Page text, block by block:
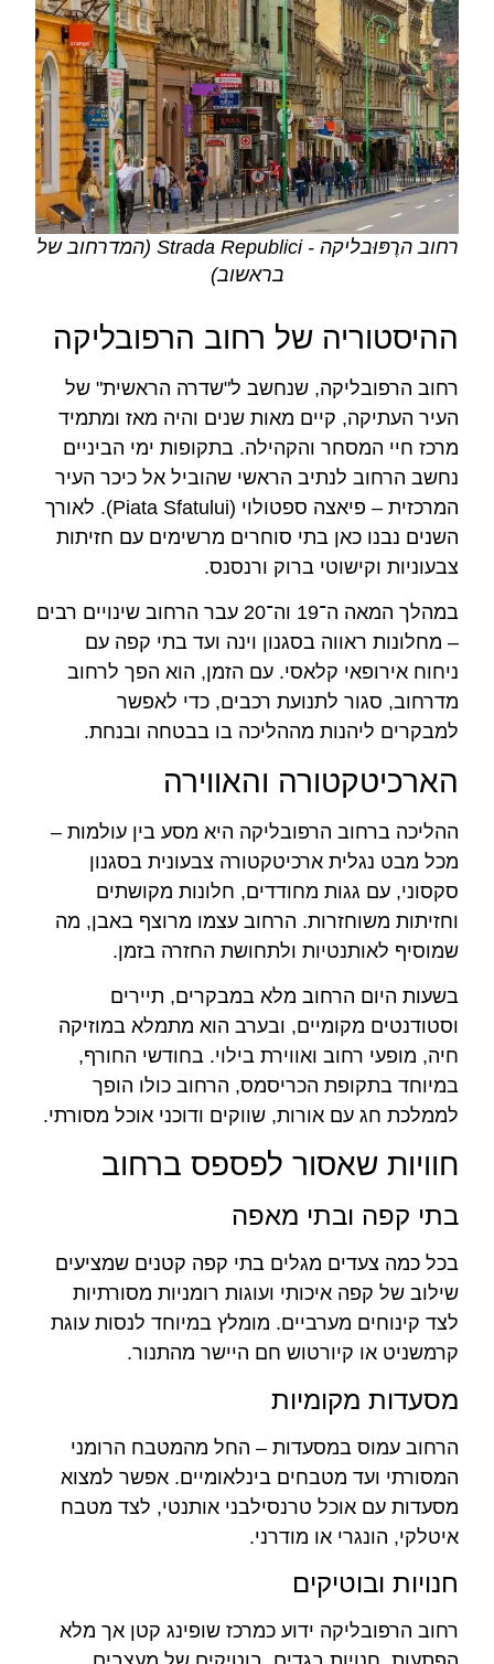
רחוב הרֶפּוּבליקה - Strada Republici (המדרחוב של
בראשוב)
ההיסטוריה של רחוב הרפובליקה
רחוב הרפובליקה, שנחשב ל"שדרה הראשית" של
העיר העתיקה, קיים מאות שנים והיה מאז ומתמיד
מרכז חיי המסחר והקהילה. בתקופות ימי הביניים
נחשב הרחוב לנתיב הראשי שהוביל אל כיכר העיר
המרכזית – פיאצה ספטולוי (Piata Sfatului). לאורך
השנים נבנו כאן בתי סוחרים מרשימים עם חזיתות
צבעוניות וקישוטי ברוק ורנסנס.
במהלך המאה ה־19 וה־20 עבר הרחוב שינויים רבים
– מחלונות ראווה בסגנון וינה ועד בתי קפה עם
ניחוח אירופאי קלאסי. עם הזמן, הוא הפך לרחוב
מדרחוב, סגור לתנועת רכבים, כדי לאפשר
למבקרים ליהנות מההליכה בו בבטחה ובנחת.
הארכיטקטורה והאווירה
ההליכה ברחוב הרפובליקה היא מסע בין עולמות –
מכל מבט נגלית ארכיטקטורה צבעונית בסגנון
סקסוני, עם גגות מחודדים, חלונות מקושתים
וחזיתות משוחזרות. הרחוב עצמו מרוצף באבן, מה
שמוסיף לאותנטיות ולתחושת החזרה בזמן.
בשעות היום הרחוב מלא במבקרים, תיירים
וסטודנטים מקומיים, ובערב הוא מתמלא במוזיקה
חיה, מופעי רחוב ואווירת בילוי. בחודשי החורף,
במיוחד בתקופת הכריסמס, הרחוב כולו הופך
לממלכת חג עם אורות, שווקים ודוכני אוכל מסורתי.
חוויות שאסור לפספס ברחוב
בתי קפה ובתי מאפה
בכל כמה צעדים מגלים בתי קפה קטנים שמציעים
שילוב של קפה איכותי ועוגות רומניות מסורתיות
לצד קינוחים מערביים. מומלץ במיוחד לנסות עוגת
קרמשניט או קיורטוש חם היישר מהתנור.
מסעדות מקומיות
הרחוב עמוס במסעדות – החל מהמטבח הרומני
המסורתי ועד מטבחים בינלאומיים. אפשר למצוא
מסעדות עם אוכל טרנסילבני אותנטי, לצד מטבח
איטלקי, הונגרי או מודרני.
חנויות ובוטיקים
רחוב הרפובליקה ידוע כמרכז שופינג קטן אך מלא